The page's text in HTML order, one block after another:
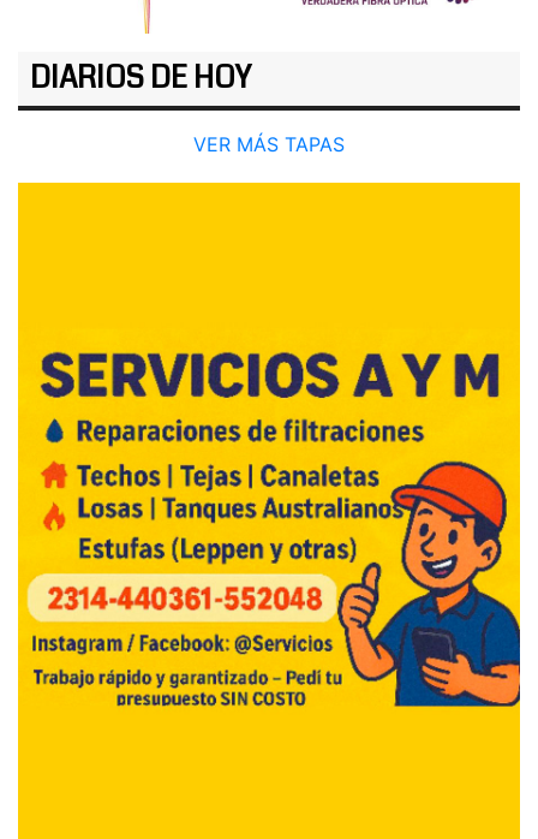
DIARIOS DE HOY
VER MÁS TAPAS